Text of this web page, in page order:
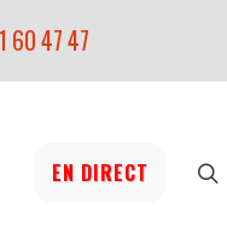
60 47 47
EN DIRECT